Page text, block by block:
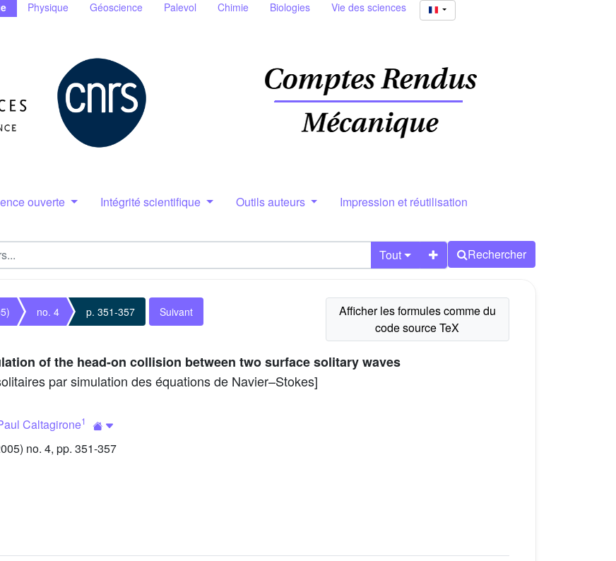
Physique Géoscience Palevol Chimie Biologies Vie des sciences
ouverte Intégrité scientifique Outils auteurs Impression et réutilisation
Tout Rechercher
no. 4 p. 351-357 Suivant
of the head-on collision between two surface solitary waves
par simulation des équations de Navier–Stokes]
Caltagirone1
no. 4, pp. 351-357